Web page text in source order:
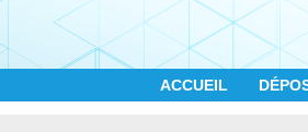
ACCUEIL